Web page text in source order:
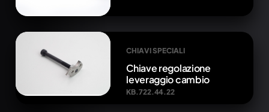
CHIAVI SPECIALI
Chiave regolazione
leveraggio cambio
KB.722.44.22